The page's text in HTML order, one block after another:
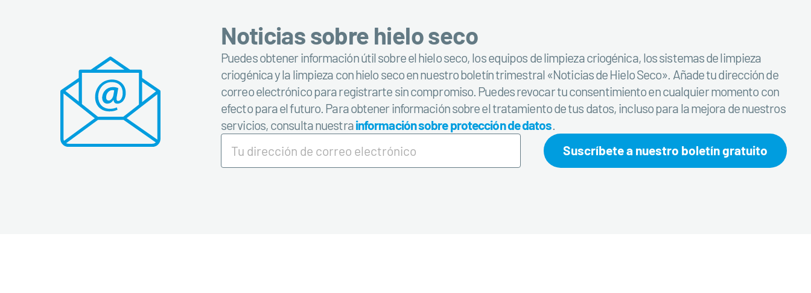
Noticias sobre hielo seco
Puedes obtener información útil sobre el hielo seco, los equipos de limpieza criogénica, los sistemas de limpieza
criogénica y la limpieza con hielo seco en nuestro boletín trimestral «Noticias de Hielo Seco». Añade tu dirección de
correo electrónico para registrarte sin compromiso. Puedes revocar tu consentimiento en cualquier momento con
efecto para el futuro. Para obtener información sobre el tratamiento de tus datos, incluso para la mejora de nuestros
servicios, consulta nuestrainformación sobre protección de datos
Suscríbete a nuestro boletín gratuito